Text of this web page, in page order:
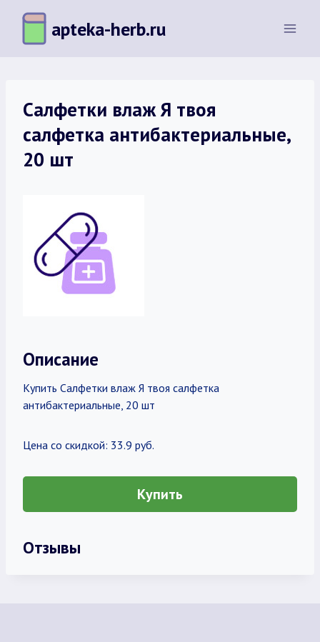
Перейти
содержимому
apteka-herb.ru
Салфетки влаж Я твоя
салфетка антибактериальные,
20 шт
Описание
Купить Салфетки влаж Я твоя салфетка
антибактериальные, 20 шт
Цена со скидкой: 33.9 руб.
Купить
Отзывы